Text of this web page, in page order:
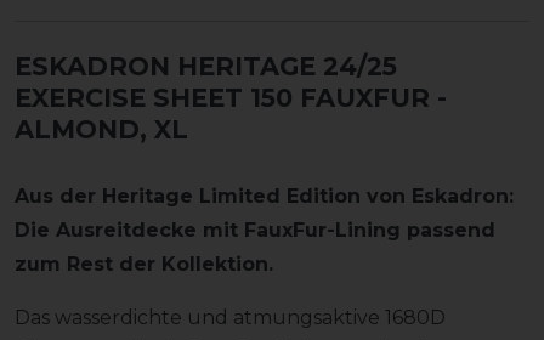
ESKADRON HERITAGE 24/25
EXERCISE SHEET 150 FAUXFUR -
ALMOND, XL
Aus der Heritage Limited Edition von Eskadron:
Die Ausreitdecke mit FauxFur-Lining passend
zum Rest der Kollektion.
Das wasserdichte und atmungsaktive 1680D